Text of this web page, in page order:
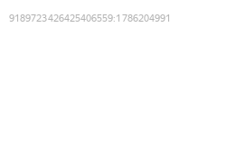
9189723426425406559:1786204991